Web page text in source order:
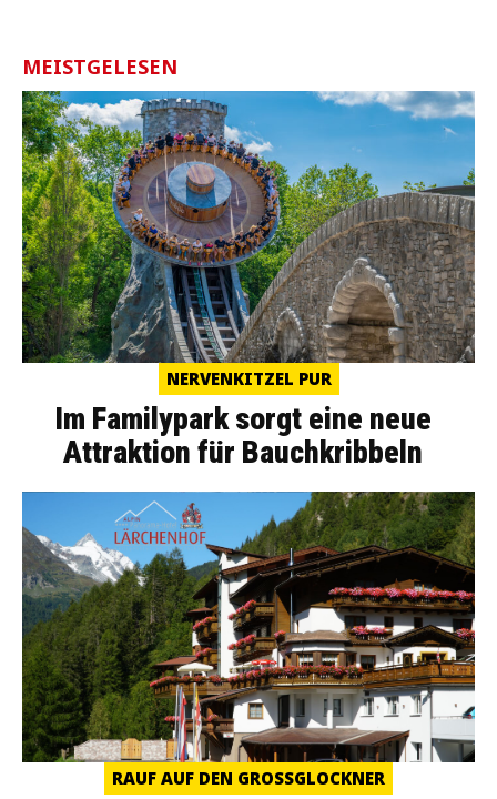
MEISTGELESEN
NERVENKITZEL PUR
Im Familypark sorgt eine neue
Attraktion für Bauchkribbeln
RAUF AUF DEN GROSSGLOCKNER